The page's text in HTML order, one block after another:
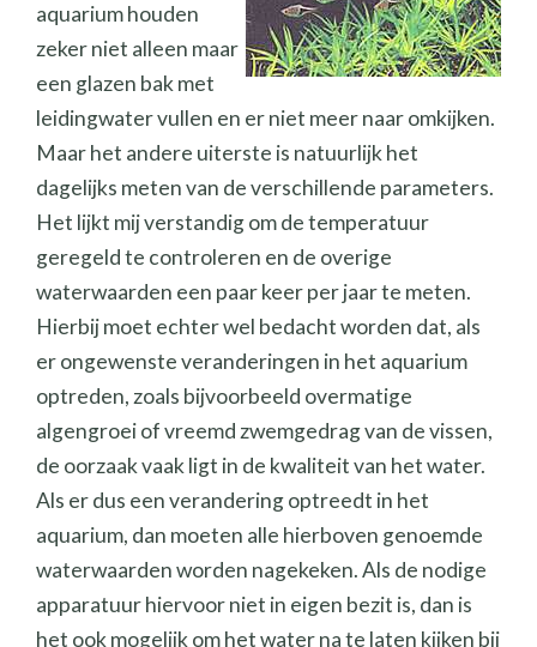
aquarium houden
zeker niet alleen maar
een glazen bak met
leidingwater vullen en er niet meer naar omkijken.
Maar het andere uiterste is natuurlijk het
dagelijks meten van de verschillende parameters.
Het lijkt mij verstandig om de temperatuur
geregeld te controleren en de overige
waterwaarden een paar keer per jaar te meten.
Hierbij moet echter wel bedacht worden dat, als
er ongewenste veranderingen in het aquarium
optreden, zoals bijvoorbeeld overmatige
algengroei of vreemd zwemgedrag van de vissen,
de oorzaak vaak ligt in de kwaliteit van het water.
Als er dus een verandering optreedt in het
aquarium, dan moeten alle hierboven genoemde
waterwaarden worden nagekeken. Als de nodige
apparatuur hiervoor niet in eigen bezit is, dan is
het ook mogelijk om het water na te laten kijken bij